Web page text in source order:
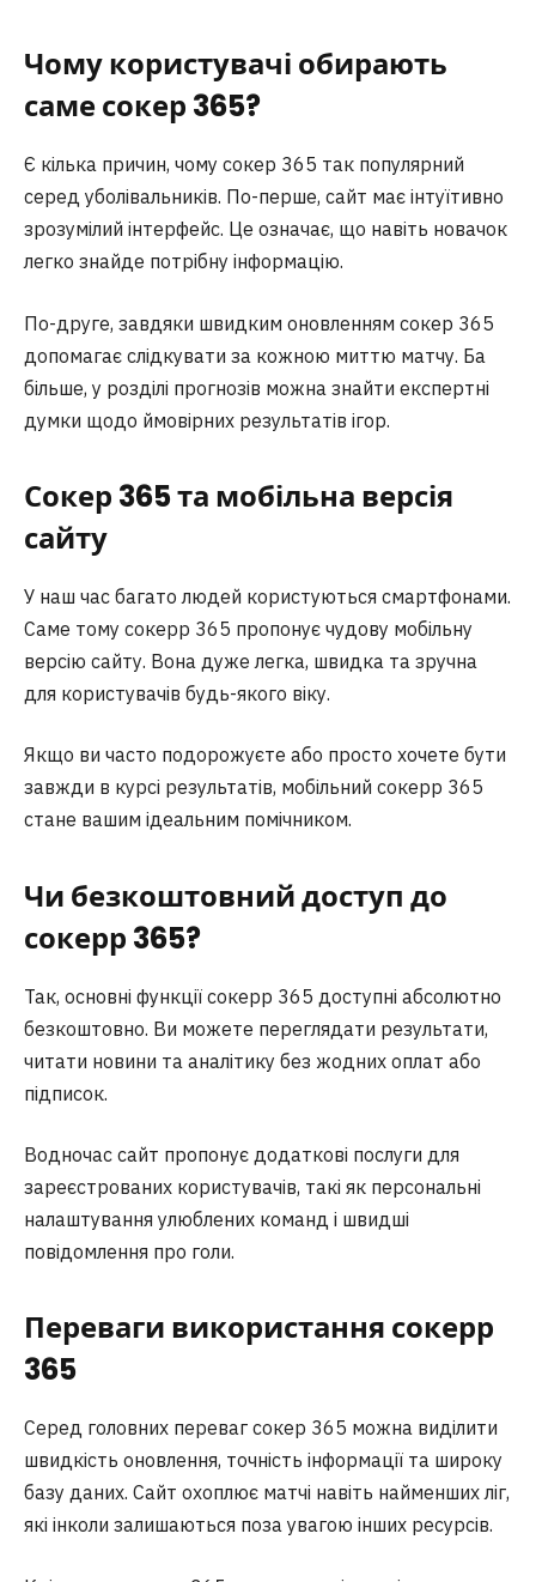
Чому користувачі обирають
саме сокер 365?
Є кілька причин, чому сокер 365 так популярний
серед уболівальників. По-перше, сайт має інтуїтивно
зрозумілий інтерфейс. Це означає, що навіть новачок
легко знайде потрібну інформацію.
По-друге, завдяки швидким оновленням сокер 365
допомагає слідкувати за кожною миттю матчу. Ба
більше, у розділі прогнозів можна знайти експертні
думки щодо ймовірних результатів ігор.
Сокер 365 та мобільна версія
сайту
У наш час багато людей користуються смартфонами.
Саме тому сокерр 365 пропонує чудову мобільну
версію сайту. Вона дуже легка, швидка та зручна
для користувачів будь-якого віку.
Якщо ви часто подорожуєте або просто хочете бути
завжди в курсі результатів, мобільний сокерр 365
стане вашим ідеальним помічником.
Чи безкоштовний доступ до
сокерр 365?
Так, основні функції сокерр 365 доступні абсолютно
безкоштовно. Ви можете переглядати результати,
читати новини та аналітику без жодних оплат або
підписок.
Водночас сайт пропонує додаткові послуги для
зареєстрованих користувачів, такі як персональні
налаштування улюблених команд і швидші
повідомлення про голи.
Переваги використання сокерр
365
Серед головних переваг сокер 365 можна виділити
швидкість оновлення, точність інформації та широку
базу даних. Сайт охоплює матчі навіть найменших ліг,
які інколи залишаються поза увагою інших ресурсів.